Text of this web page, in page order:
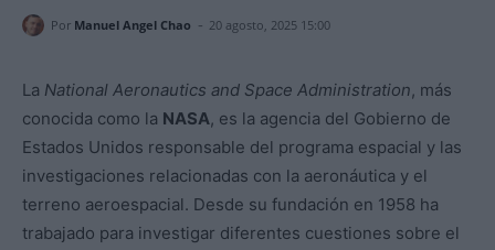
Por Manuel Angel Chao - 20 agosto, 2025 15:00
La National Aeronautics and Space Administration, más
conocida como la NASA, es la agencia del Gobierno de
Estados Unidos responsable del programa espacial y las
investigaciones relacionadas con la aeronáutica y el
terreno aeroespacial. Desde su fundación en 1958 ha
trabajado para investigar diferentes cuestiones sobre el